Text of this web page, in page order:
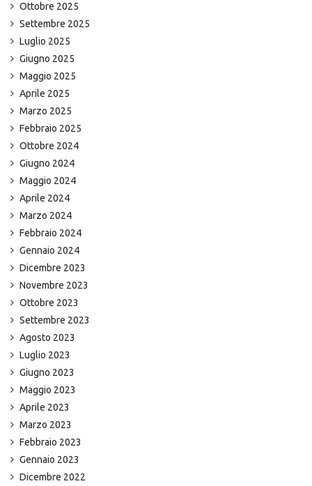
Ottobre 2025
Settembre 2025
Luglio 2025
Giugno 2025
Maggio 2025
Aprile 2025
Marzo 2025
Febbraio 2025
Ottobre 2024
Giugno 2024
Maggio 2024
Aprile 2024
Marzo 2024
Febbraio 2024
Gennaio 2024
Dicembre 2023
Novembre 2023
Ottobre 2023
Settembre 2023
Agosto 2023
Luglio 2023
Giugno 2023
Maggio 2023
Aprile 2023
Marzo 2023
Febbraio 2023
Gennaio 2023
Dicembre 2022